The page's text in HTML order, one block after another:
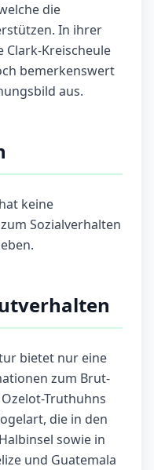
die
In ihrer
Clark-Kreischeule
bemerkenswert
aus.
keine
Sozialverhalten
bietet nur eine
zum Brut-
Truthuhns
die in den
sowie in
und Guatemala